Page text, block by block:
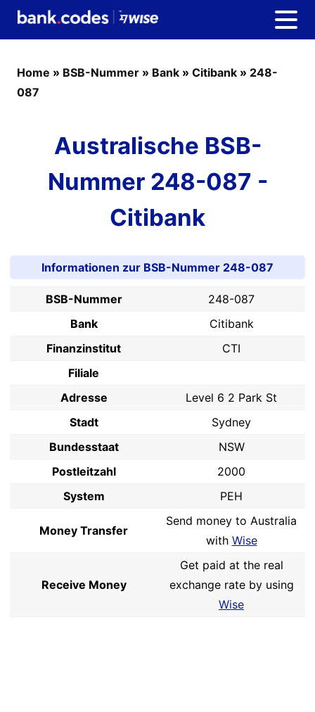
Home » BSB-Nummer » Bank » Citibank » 248-
087
Australische BSB-
Nummer 248-087 -
Citibank
Informationen zur BSB-Nummer 248-087
BSB-Nummer
248-087
Bank
Citibank
Finanzinstitut
CTI
Filiale
Adresse
Level 6 2 Park St
Stadt
Sydney
Bundesstaat
NSW
Postleitzahl
2000
System
PEH
Money Transfer
Send money to Australia
with Wise
Receive Money
Get paid at the real
exchange rate by using
Wise